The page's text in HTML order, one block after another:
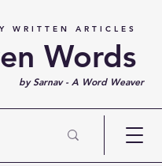
WRITTEN ARTICLES
Words
by Sarnav - A Word Weaver